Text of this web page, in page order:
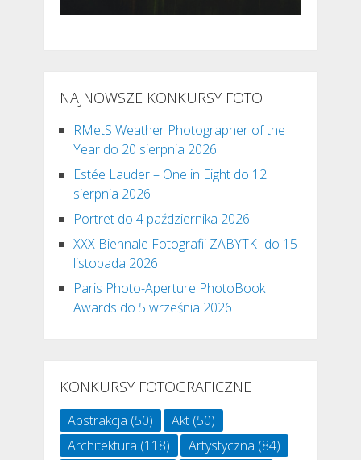
NAJNOWSZE KONKURSY FOTO
RMetS Weather Photographer of the
Year do 20 sierpnia 2026
Estée Lauder – One in Eight do 12
sierpnia 2026
Portret do 4 października 2026
XXX Biennale Fotografii ZABYTKI do 15
listopada 2026
Paris Photo-Aperture PhotoBook
Awards do 5 września 2026
KONKURSY FOTOGRAFICZNE
Abstrakcja (50) Akt(50)
Architektura (118) Artystyczna (84)